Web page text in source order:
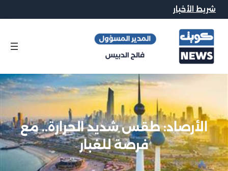
شريط الأخبار
الأرصاد: طقس شديد الحرارة.. مع
فرصة للغبار